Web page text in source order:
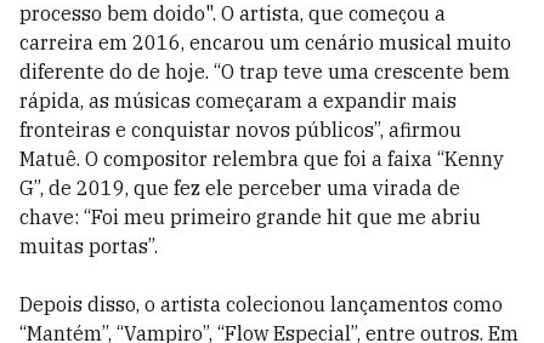
processo bem doido". O artista, que começou a
carreira em 2016, encarou um cenário musical muito
diferente do de hoje. “O trap teve uma crescente bem
rápida, as músicas começaram a expandir mais
fronteiras e conquistar novos públicos”, afirmou
Matuê. O compositor relembra que foi a faixa “Kenny
G”, de 2019, que fez ele perceber uma virada de
chave: “Foi meu primeiro grande hit que me abriu
muitas portas”.
Depois disso, o artista colecionou lançamentos como
“Mantém”, “Vampiro”, “Flow Especial”, entre outros. Em